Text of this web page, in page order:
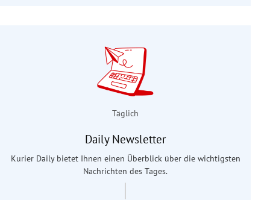
Täglich
Daily Newsletter
Kurier Daily bietet Ihnen einen Überblick über die wichtigsten
Nachrichten des Tages.